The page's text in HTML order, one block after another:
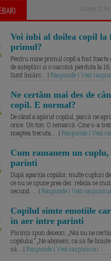
PUNE O
Voi iubi al doilea copil la
primul?
Pentru mine primul copil a fost foarte
de așteptări și o sarcină pierduta la 16
Sunt însărc... | Raspunde | Vezi
Ne certăm mai des de
copil. E normal?
De când a apărut copilul, parcă ne
orice. Un ton. O remarcă. Cine s-a
noaptea trecuta.... | Raspunde | Vezi
Cum ramanem un
parinti
După apariția copiilor, multe cupluri
ce nu se spune prea des: relația se
secund. ... | Raspunde | Vezi
Copilul simte emotiile
in aer intre parinti
Părinții spun deseori: „Noi nu ne
copilului.” „Ne abținem, ca să fie
să... | Raspunde | Vezi raspunsuri